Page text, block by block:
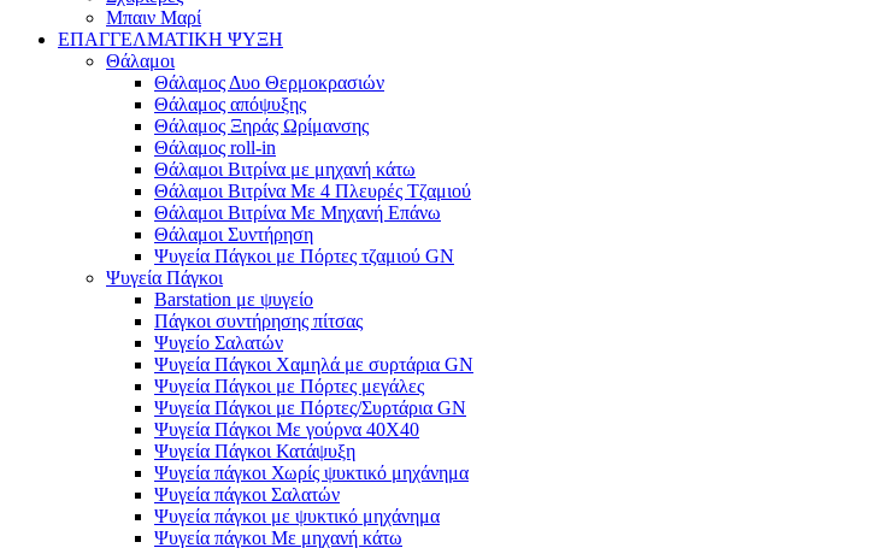
Μπαιν Μαρί
ΕΠΑΓΓΕΛΜΑΤΙΚΗ ΨΥΞΗ
Θάλαμοι
Θάλαμος Δυο Θερμοκρασιών
Θάλαμος απόψυξης
Θάλαμος Ξηράς Ωρίμανσης
Θάλαμος roll-in
Θάλαμοι Βιτρίνα με μηχανή κάτω
Θάλαμοι Βιτρίνα Με 4 Πλευρές Τζαμιού
Θάλαμοι Βιτρίνα Με Μηχανή Επάνω
Θάλαμοι Συντήρηση
Ψυγεία Πάγκοι με Πόρτες τζαμιού GN
Ψυγεία Πάγκοι
Barstation με ψυγείο
Πάγκοι συντήρησης πίτσας
Ψυγείο Σαλατών
Ψυγεία Πάγκοι Χαμηλά με συρτάρια GN
Ψυγεία Πάγκοι με Πόρτες μεγάλες
Ψυγεία Πάγκοι με Πόρτες/Συρτάρια GN
Ψυγεία Πάγκοι Με γούρνα 40Χ40
Ψυγεία Πάγκοι Κατάψυξη
Ψυγεία πάγκοι Χωρίς ψυκτικό μηχάνημα
Ψυγεία πάγκοι Σαλατών
Ψυγεία πάγκοι με ψυκτικό μηχάνημα
Ψυγεία πάγκοι Με μηχανή κάτω